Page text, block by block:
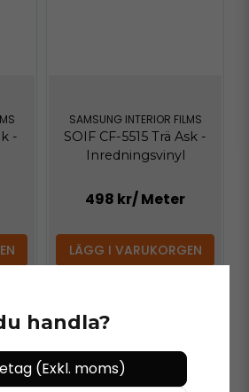
-
SAMSUNG INTERIOR FILMS
SOIF CF-5515 Trä Ask -
Inredningsvinyl
498 kr/ Meter
LÄGG I VARUKORGEN
handla?
(Exkl. moms)